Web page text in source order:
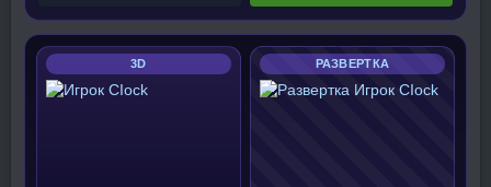
3D РАЗВЕРТКА